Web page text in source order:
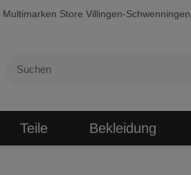
Multimarken Store Villingen-Schwenningen
Teile Bekleidung